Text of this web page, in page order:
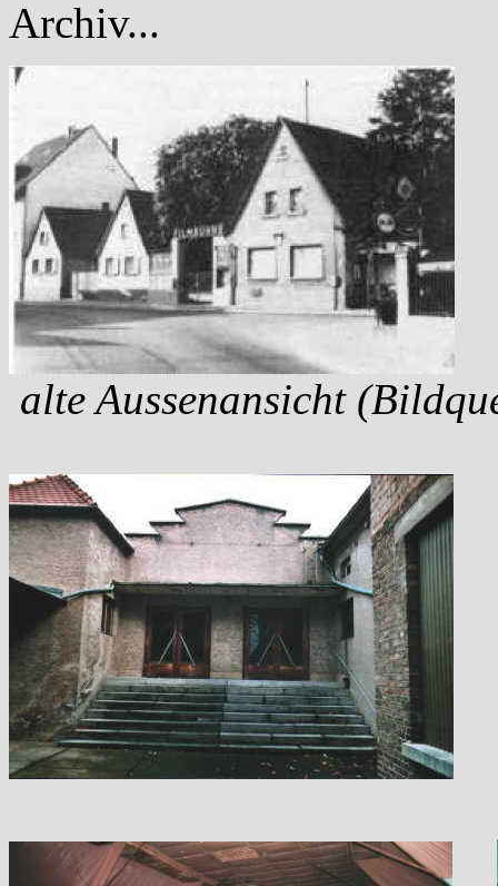
Archiv...
alte Aussenansicht